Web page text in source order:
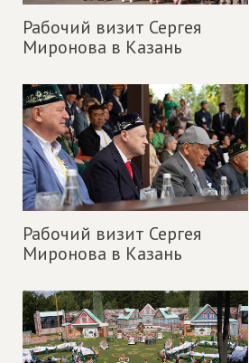
Рабочий визит Сергея
Миронова в Казань
Рабочий визит Сергея
Миронова в Казань